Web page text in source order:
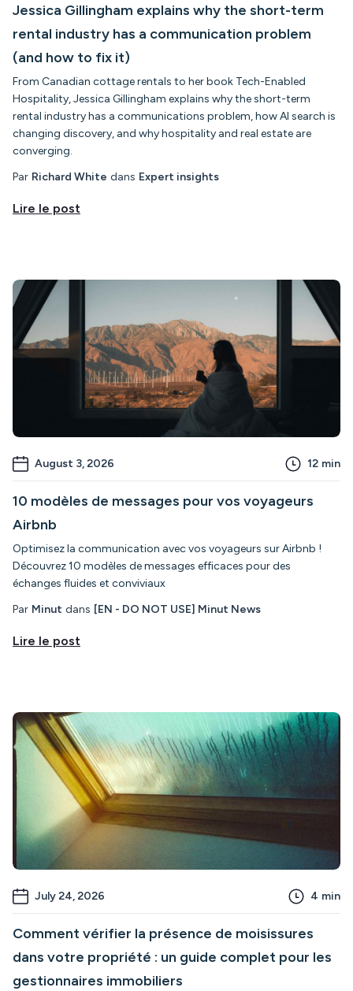
Jessica Gillingham explains why the short-term
rental industry has a communication problem
(and how to fix it)
From Canadian cottage rentals to her book Tech-Enabled
Hospitality, Jessica Gillingham explains why the short-term
rental industry has a communications problem, how AI search is
changing discovery, and why hospitality and real estate are
converging.
Par Richard White dans Expert insights
Lire le post
August 3, 2026 12 min
10 modèles de messages pour vos voyageurs
Airbnb
Optimisez la communication avec vos voyageurs sur Airbnb !
Découvrez 10 modèles de messages efficaces pour des
échanges fluides et conviviaux
Par Minut dans [EN - DO NOT USE] Minut News
Lire le post
July 24, 2026 4 min
Comment vérifier la présence de moisissures
dans votre propriété : un guide complet pour les
gestionnaires immobiliers